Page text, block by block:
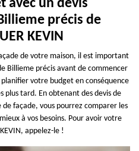
avec un devis
précis de
KEVIN
de votre maison, il est important
Billieme précis avant de commencer
votre budget en conséquence
plus tard. En obtenant des devis de
façade, vous pourrez comparer les
à vos besoins. Pour avoir votre
appelez-le !